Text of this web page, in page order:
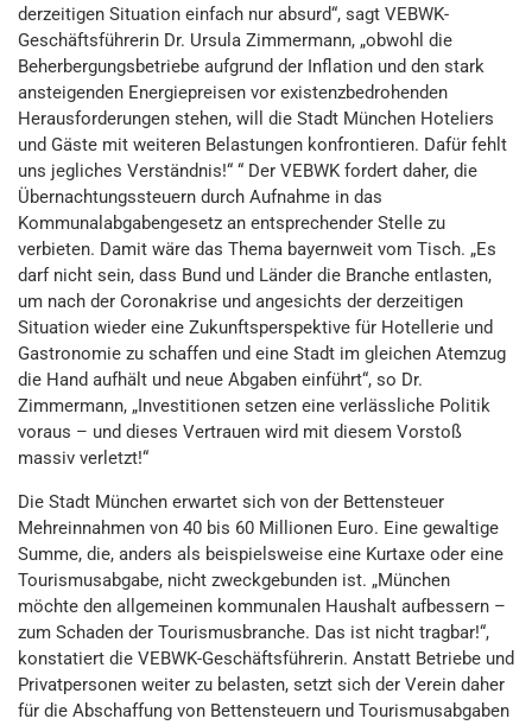
derzeitigen Situation einfach nur absurd“, sagt VEBWK-
Geschäftsführerin Dr. Ursula Zimmermann, „obwohl die
Beherbergungsbetriebe aufgrund der Inflation und den stark
ansteigenden Energiepreisen vor existenzbedrohenden
Herausforderungen stehen, will die Stadt München Hoteliers
und Gäste mit weiteren Belastungen konfrontieren. Dafür fehlt
uns jegliches Verständnis!“ “ Der VEBWK fordert daher, die
Übernachtungssteuern durch Aufnahme in das
Kommunalabgabengesetz an entsprechender Stelle zu
verbieten. Damit wäre das Thema bayernweit vom Tisch. „Es
darf nicht sein, dass Bund und Länder die Branche entlasten,
um nach der Coronakrise und angesichts der derzeitigen
Situation wieder eine Zukunftsperspektive für Hotellerie und
Gastronomie zu schaffen und eine Stadt im gleichen Atemzug
die Hand aufhält und neue Abgaben einführt“, so Dr.
Zimmermann, „Investitionen setzen eine verlässliche Politik
voraus – und dieses Vertrauen wird mit diesem Vorstoß
massiv verletzt!“
Die Stadt München erwartet sich von der Bettensteuer
Mehreinnahmen von 40 bis 60 Millionen Euro. Eine gewaltige
Summe, die, anders als beispielsweise eine Kurtaxe oder eine
Tourismusabgabe, nicht zweckgebunden ist. „München
möchte den allgemeinen kommunalen Haushalt aufbessern –
zum Schaden der Tourismusbranche. Das ist nicht tragbar!“,
konstatiert die VEBWK-Geschäftsführerin. Anstatt Betriebe und
Privatpersonen weiter zu belasten, setzt sich der Verein daher
für die Abschaffung von Bettensteuern und Tourismusabgaben